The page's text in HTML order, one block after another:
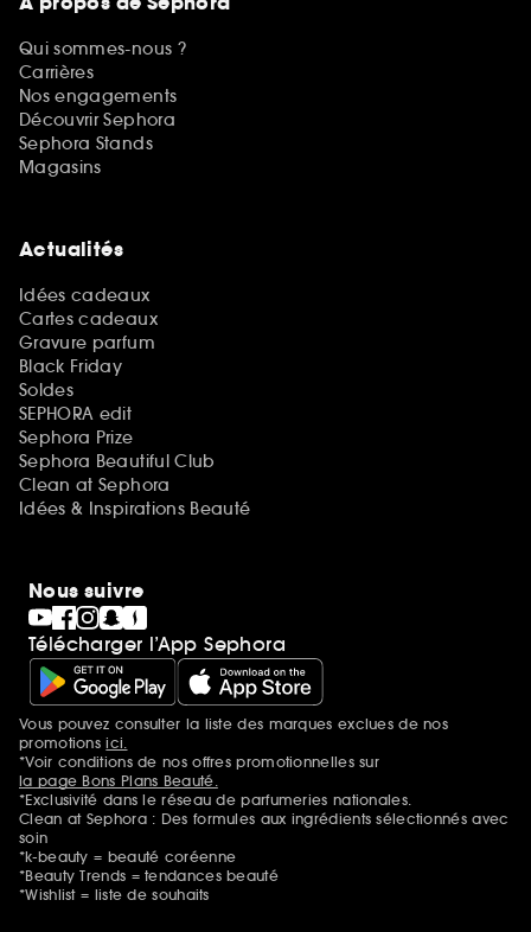
Qui sommes-nous ?
Carrières
Nos engagements
Découvrir Sephora
Sephora Stands
Magasins
Actualités
Idées cadeaux
Cartes cadeaux
Gravure parfum
Black Friday
Soldes
SEPHORA edit
Sephora Prize
Sephora Beautiful Club
Clean at Sephora
Idées & Inspirations Beauté
Nous suivre
Télécharger l’App Sephora
Mentions additionnelles
Vous pouvez consulter la liste des marques exclues de nos
promotionsici.
*Voir conditions de nos offres promotionnelles sur
la page Bons Plans Beauté.
*Exclusivité dans le réseau de parfumeries nationales.
Clean at Sephora : Des formules aux ingrédients sélectionnés avec
soin
*k-beauty = beauté coréenne
*Beauty Trends = tendances beauté
*Wishlist = liste de souhaits